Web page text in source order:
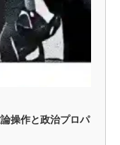
操作と政治プロパ